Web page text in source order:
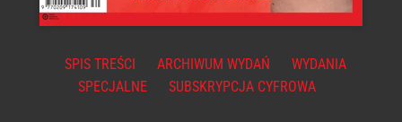
SPIS TREŚCI ARCHIWUM WYDAŃ
WYDANIA
SPECJALNE
SUBSKRYPCJA CYFROWA